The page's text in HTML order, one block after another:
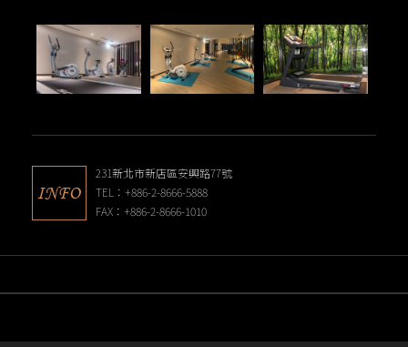
231新北市新店區安興路77號
TEL：+886-2-8666-5888
FAX：+886-2-8666-1010